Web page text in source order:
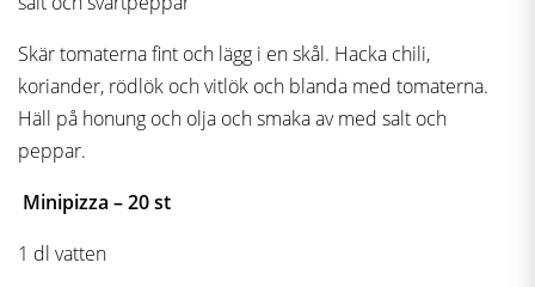
Skär tomaterna fint och lägg i en skål. Hacka chili,
koriander, rödlök och vitlök och blanda med tomaterna.
Häll på honung och olja och smaka av med salt och
peppar.
Minipizza – 20 st
1 dl vatten